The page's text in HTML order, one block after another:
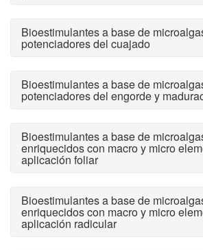
Bioestimulantes a base de
potenciadores del cuajado
Bioestimulantes a base de
potenciadores del engorde y
Bioestimulantes a base de
enriquecidos con macro y micro
aplicación foliar
Bioestimulantes a base de
enriquecidos con macro y micro
aplicación radicular